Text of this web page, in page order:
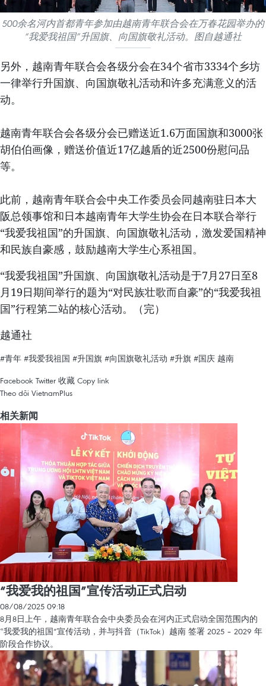
500余名河内首都青年参加由越南青年联合会在万春花园举办的
“我爱我祖国”升国旗、向国旗敬礼活动。图自越通社
另外，越南青年联合会各级分会在34个省市3334个乡坊
一律举行升国旗、向国旗敬礼活动和许多充满意义的活
动。
越南青年联合会各级分会已赠送近1.6万面国旗和3000张
胡伯伯画像，赠送价值近17亿越盾的近2500份慰问品
等。
此前，越南青年联合会中央工作委员会同越南驻日本大
阪总领事馆和日本越南青年大学生协会在日本联合举行
“我爱我祖国”的升国旗、向国旗敬礼活动，激发爱国精神
和民族自豪感，鼓励越南大学生心系祖国。
“我爱我祖国”升国旗、向国旗敬礼活动是于7月27日至8
月19日期间举行的题为“对民族壮歌而自豪”的“我爱我祖
国”行程第二站的核心活动。（完）
越通社
#青年 #我爱我祖国 #升国旗 #向国旗敬礼活动 #升旗 #国庆 越南
Facebook Twitter 收藏 Copy link
Theo dõi VietnamPlus
相关新闻
“我爱我的祖国”宣传活动正式启动
08/08/2025 09:18
8月8日上午，越南青年联合会中央委员会在河内正式启动全国范围内的
“我爱我的祖国”宣传活动，并与抖音（TikTok）越南 签署 2025 – 2029 年
阶段合作协议。